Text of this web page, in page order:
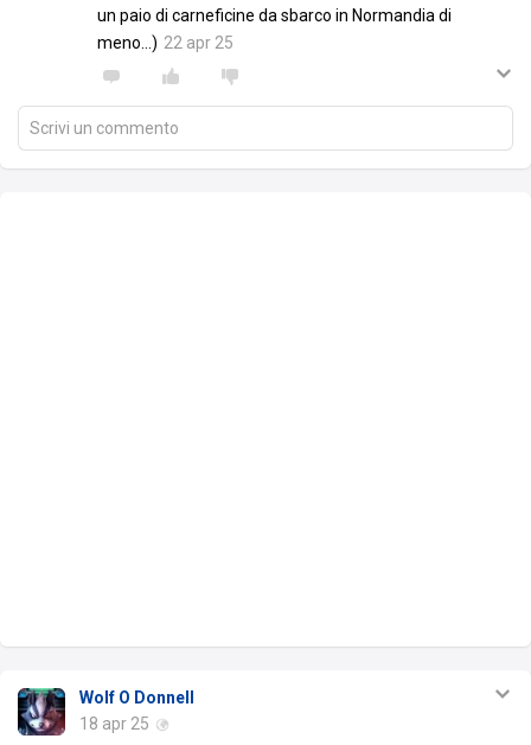
un paio di carneficine da sbarco in Normandia di
meno...) 22 apr 25
Scrivi un commento
Wolf O Donnell
18 apr 25